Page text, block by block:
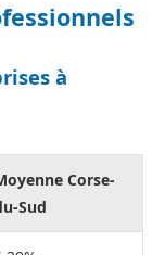
à
Corse-
Sud